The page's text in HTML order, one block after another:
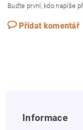
Buďte první, kdo napíše
Přidat komentář
Informace